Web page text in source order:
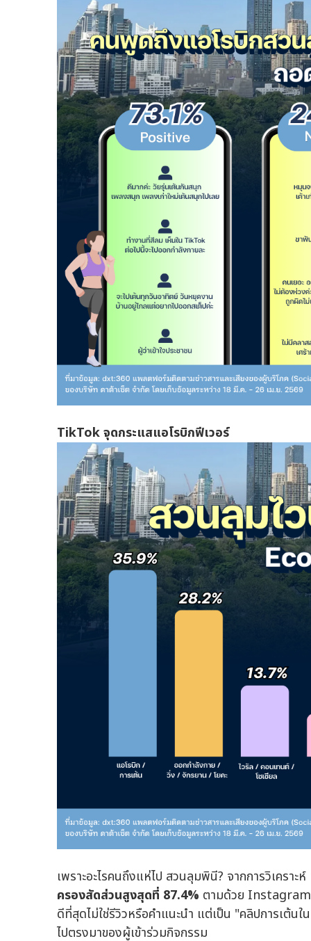
TikTok จุดกระแสแอโรบิกฟีเวอร์
เพราะอะไรคนถึงแห่ไป สวนลุมพินี? จากการวิเค
ครองสัดส่วนสูงสุดที่ 87.4% ตามด้วย
ดีที่สุดไม่ใช่รีวิวหรือคำแนะนำ แต่เป็น "คลิปการเต้น
ไปตรงมาของผู้เข้าร่วมกิจกรรม